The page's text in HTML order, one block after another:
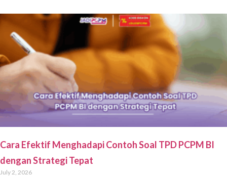
Cara Efektif Menghadapi Contoh Soal TPD PCPM BI
dengan Strategi Tepat
July 2, 2026